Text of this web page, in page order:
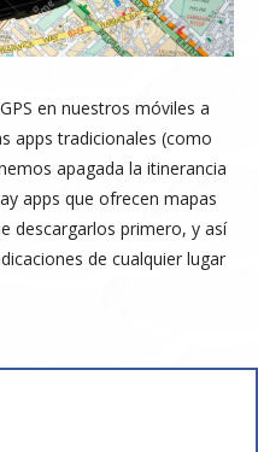
en nuestros móviles a
apps tradicionales (como
apagada la itinerancia
apps que ofrecen mapas
descargarlos primero, y así
de cualquier lugar